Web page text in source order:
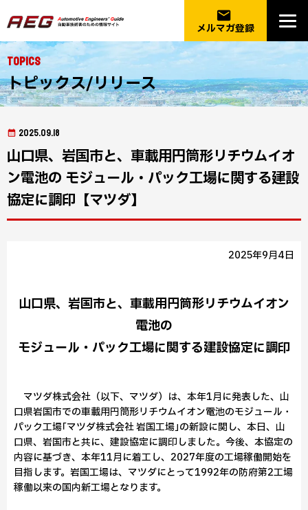
email
メルマガ登録
Topics
トピックス/リリース
2025.09.18
山口県、岩国市と、車載用円筒形リチウムイオ
ン電池の モジュール・パック工場に関する建設
協定に調印【マツダ】
2025年9月4日
山口県、岩国市と、車載用円筒形リチウムイオン
電池の
モジュール・パック工場に関する建設協定に調印
マツダ株式会社（以下、マツダ）は、本年1月に発表した、山
口県岩国市での車載用円筒形リチウムイオン電池のモジュール・
パック工場｢マツダ株式会社 岩国工場｣の新設に関し、本日、山
口県、岩国市と共に、建設協定に調印しました。今後、本協定の
内容に基づき、本年11月に着工し、2027年度の工場稼働開始を
目指します。岩国工場は、マツダにとって1992年の防府第2工場
稼働以来の国内新工場となります。